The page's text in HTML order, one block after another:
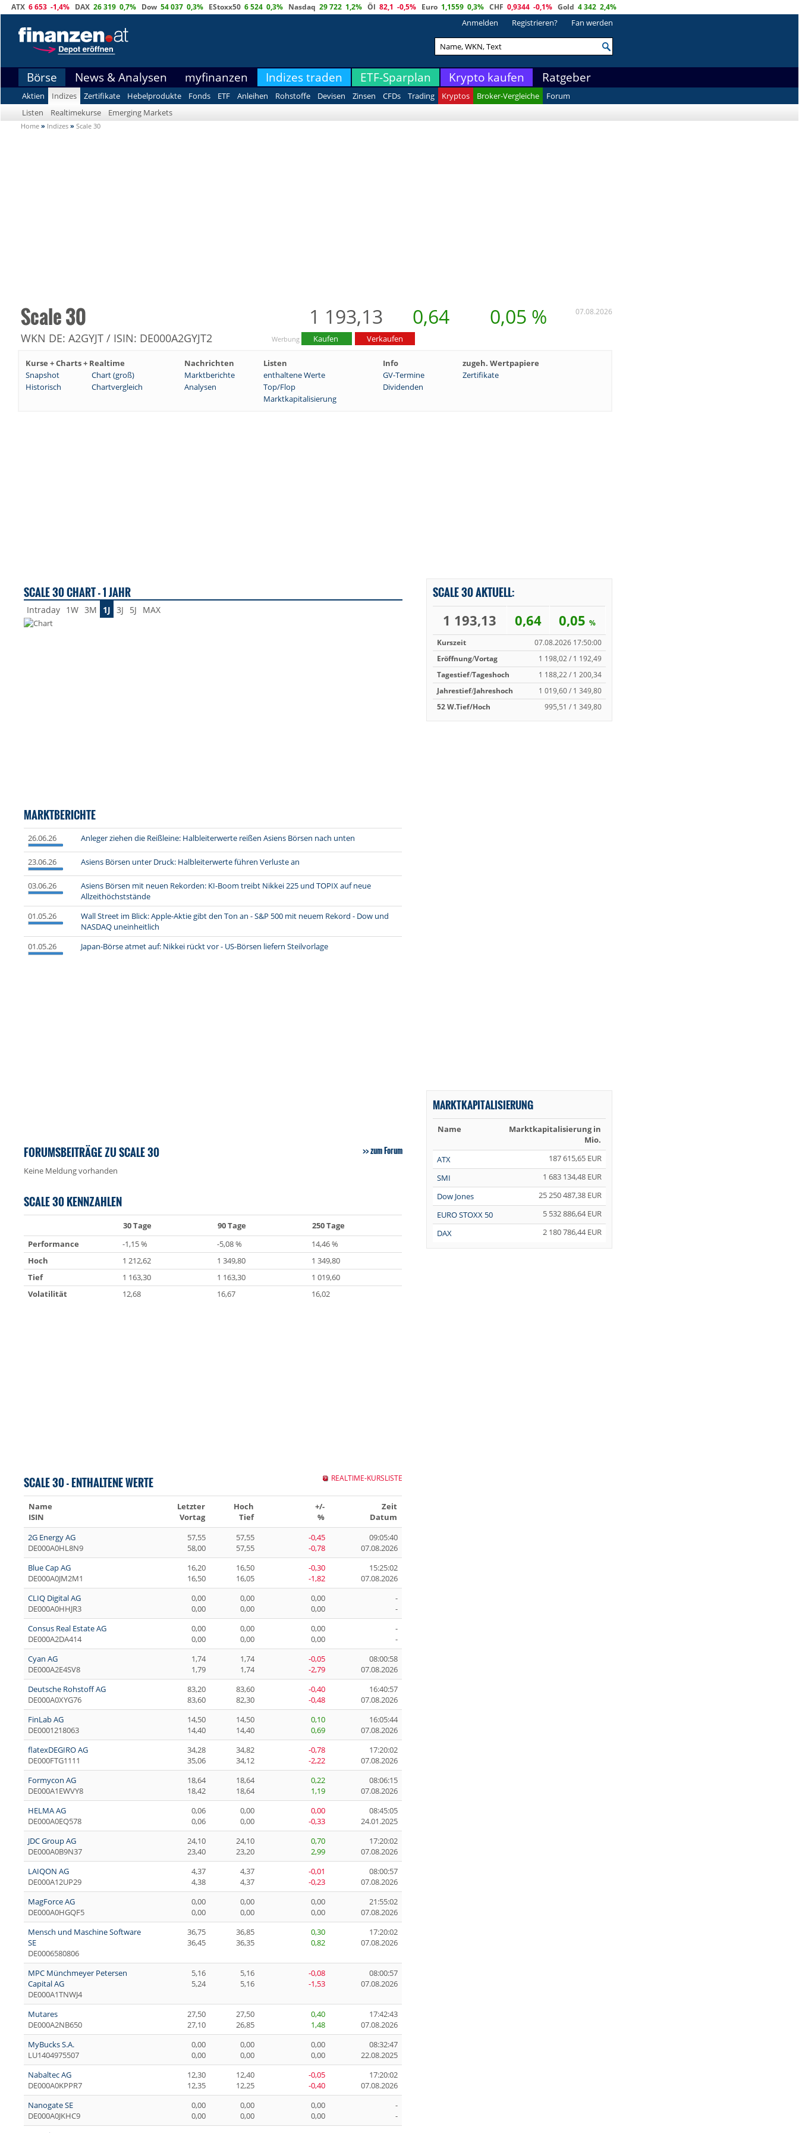
ATX 6 653 -1,4% DAX 26 319 0,7% Dow 54 037 0,3% EStoxx50 6 524 0,3% Nasdaq 29 722 1,2% Öl 82,1 -0,5% Euro 1,1559 0,3% CHF 0,9344 -0,1% Gold 4 342 2,4%
Anmelden Registrieren? Fan werden
Börse News & Analysen myfinanzen Indizes traden ETF-Sparplan Krypto kaufen Ratgeber
Aktien Indizes Zertifikate Hebelprodukte Fonds ETF Anleihen Rohstoffe Devisen Zinsen CFDs Trading Kryptos Broker-Vergleiche
Forum
Listen
Realtimekurse Emerging Markets
Home » Indizes » Scale 30
Scale 30
WKN DE: A2GYJT / ISIN: DE000A2GYJT2
1 193,13 0,64 0,05 % 07.08.2026
Werbung Kaufen Verkaufen
Kurse + Charts + Realtime Nachrichten Listen Info
zugeh. Wertpapiere
Snapshot
Chart (groß) Marktberichte enthaltene Werte GV-Termine
Zertifikate
Historisch
Chartvergleich Analysen Top/Flop
Dividenden
Marktkapitalisierung
SCALE 30 CHART - 1 JAHR
Intraday 1W 3M 1J 3J 5J MAX
MARKTBERICHTE
26.06.26 Anleger ziehen die Reißleine: Halbleiterwerte reißen Asiens Börsen nach unten
23.06.26 Asiens Börsen unter Druck: Halbleiterwerte führen Verluste an
03.06.26
Asiens Börsen mit neuen Rekorden: KI-Boom treibt Nikkei 225 und TOPIX auf neue
Allzeithöchststände
01.05.26
Wall Street im Blick: Apple-Aktie gibt den Ton an - S&P 500 mit neuem Rekord - Dow und
NASDAQ uneinheitlich
01.05.26
Japan-Börse atmet auf: Nikkei rückt vor - US-Börsen liefern Steilvorlage
FORUMSBEITRÄGE ZU SCALE 30 zum Forum
Keine Meldung vorhanden
SCALE 30 KENNZAHLEN
30 Tage 90 Tage
250 Tage
Performance
-1,15 % -5,08 %
14,46 %
Hoch
1 212,62 1 349,80
1 349,80
Tief
1 163,30 1 163,30
1 019,60
Volatilität
12,68 16,67 16,02
SCALE 30 - ENTHALTENE WERTE REALTIME-KURSLISTE
Name
ISIN
Letzter
Vortag
Hoch
Tief
+/-
%
Zeit
Datum
2G Energy AG
DE000A0HL8N9
57,55
58,00
57,55
57,55
-0,45
-0,78
09:05:40
07.08.2026
Blue Cap AG
DE000A0JM2M1
16,20
16,50
16,50
16,05
-0,30
-1,82
15:25:02
07.08.2026
CLIQ Digital AG
DE000A0HHJR3
0,00
0,00
0,00
0,00
0,00
0,00
-
-
Consus Real Estate AG
DE000A2DA414
0,00
0,00
0,00
0,00
0,00
0,00
-
-
Cyan AG
DE000A2E4SV8
1,74
1,79
1,74
1,74
-0,05
-2,79
08:00:58
07.08.2026
Deutsche Rohstoff AG
DE000A0XYG76
83,20
83,60
83,60
82,30
-0,40
-0,48
16:40:57
07.08.2026
FinLab AG
DE0001218063
14,50
14,40
14,50
14,40
0,10
0,69
16:05:44
07.08.2026
flatexDEGIRO AG
DE000FTG1111
34,28
35,06
34,82
34,12
-0,78
-2,22
17:20:02
07.08.2026
Formycon AG
DE000A1EWVY8
18,64
18,42
18,64
18,64
0,22
1,19
08:06:15
07.08.2026
HELMA AG
DE000A0EQ578
0,06
0,06
0,00
0,00
0,00
-0,33
08:45:05
24.01.2025
JDC Group AG
DE000A0B9N37
24,10
23,40
24,10
23,20
0,70
2,99
17:20:02
07.08.2026
LAIQON AG
DE000A12UP29
4,37
4,38
4,37
4,37
-0,01
-0,23
08:00:57
07.08.2026
MagForce AG
DE000A0HGQF5
0,00
0,00
0,00
0,00
0,00
0,00
21:55:02
07.08.2026
Mensch und Maschine Software
SE
DE0006580806
36,75
36,45
36,85
36,35
0,30
0,82
17:20:02
07.08.2026
MPC Münchmeyer Petersen
Capital AG
DE000A1TNWJ4
5,16
5,24
5,16
5,16
-0,08
-1,53
08:00:57
07.08.2026
Mutares
DE000A2NB650
27,50
27,10
27,50
26,85
0,40
1,48
17:42:43
07.08.2026
MyBucks S.A.
LU1404975507
0,00
0,00
0,00
0,00
0,00
0,00
08:32:47
22.08.2025
Nabaltec AG
DE000A0KPPR7
12,30
12,35
12,40
12,25
-0,05
-0,40
17:20:02
07.08.2026
Nanogate SE
DE000A0JKHC9
0,00
0,00
0,00
0,00
0,00
0,00
-
-
SCALE 30 AKTUELL:
1 193,13 0,64 0,05%
Kurszeit
07.08.2026 17:50:00
Eröffnung/Vortag
1 198,02 / 1 192,49
Tagestief/Tageshoch
1 188,22 / 1 200,34
Jahrestief/Jahreshoch
1 019,60 / 1 349,80
52 W.Tief/Hoch 995,51 / 1 349,80
MARKTKAPITALISIERUNG
Name
Marktkapitalisierung in
Mio.
ATX
187 615,65 EUR
SMI
1 683 134,48 EUR
Dow Jones
25 250 487,38 EUR
EURO STOXX 50
5 532 886,64 EUR
DAX
2 180 786,44 EUR